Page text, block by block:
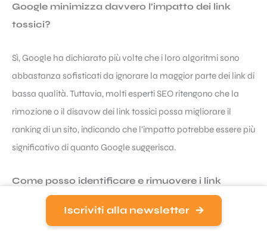
Google minimizza davvero l’impatto dei link
tossici?
Sì, Google ha dichiarato più volte che i loro algoritmi sono
abbastanza sofisticati da ignorare la maggior parte dei link di
bassa qualità. Tuttavia, molti esperti SEO ritengono che la
rimozione o il disavow dei link tossici possa migliorare il
ranking di un sito, indicando che l’impatto potrebbe essere più
significativo di quanto Google suggerisca.
Come posso identificare e rimuovere i link
tossici dal mio sito?
Iscriviti alla newsletter